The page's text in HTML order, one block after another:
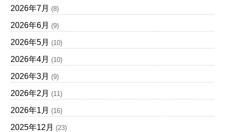
2026年7月 (8)
2026年6月 (9)
2026年5月 (10)
2026年4月 (10)
2026年3月 (9)
2026年2月 (11)
2026年1月 (16)
2025年12月 (23)